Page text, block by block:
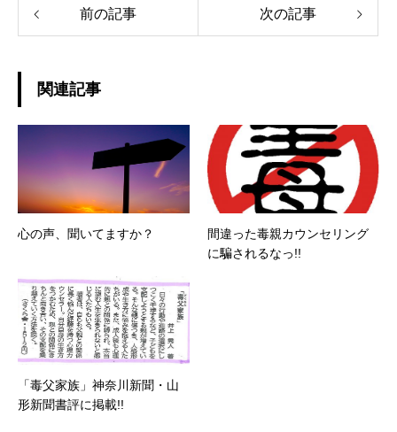
前の記事 次の記事
関連記事
心の声、聞いてますか？
間違った毒親カウンセリング
に騙されるなっ!!
「毒父家族」神奈川新聞・山
形新聞書評に掲載!!